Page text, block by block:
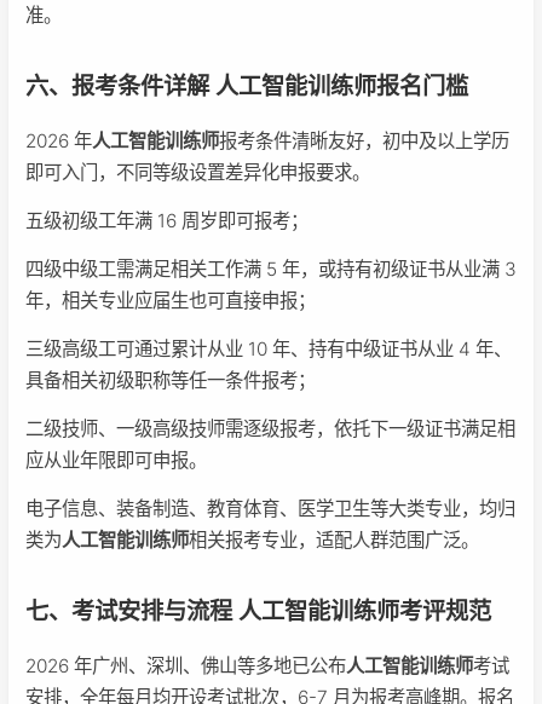
准。
六、报考条件详解 人工智能训练师报名门槛
2026 年人工智能训练师报考条件清晰友好，初中及以上学历
即可入门，不同等级设置差异化申报要求。
五级初级工年满 16 周岁即可报考；
四级中级工需满足相关工作满 5 年，或持有初级证书从业满 3
年，相关专业应届生也可直接申报；
三级高级工可通过累计从业 10 年、持有中级证书从业 4 年、
具备相关初级职称等任一条件报考；
二级技师、一级高级技师需逐级报考，依托下一级证书满足相
应从业年限即可申报。
电子信息、装备制造、教育体育、医学卫生等大类专业，均归
类为人工智能训练师相关报考专业，适配人群范围广泛。
七、考试安排与流程 人工智能训练师考评规范
2026 年广州、深圳、佛山等多地已公布人工智能训练师考试
安排，全年每月均开设考试批次，6-7 月为报考高峰期。报名